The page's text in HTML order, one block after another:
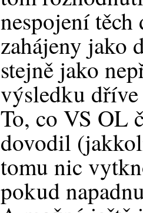
nespojení
zahájeny jako
stejně jako
výsledku
To, co VS OL
dovodil
tomu nic
pokud